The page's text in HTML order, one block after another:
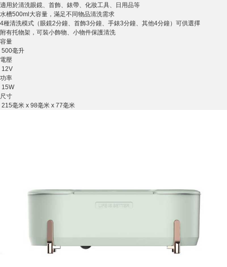
適用於清洗眼鏡、首飾、錶帶、化妝工具、日用品等
水槽500ml大容量，滿足不同物品清洗需求
4種清洗模式（眼鏡2分鐘、首飾3分鐘、手錶3分鐘、其他4分鐘）可供選擇
附有托物架，可裝小飾物、小物件保護清洗
容量
500毫升
電壓
12V
功率
15W
尺寸
215毫米 x 98毫米 x 77毫米